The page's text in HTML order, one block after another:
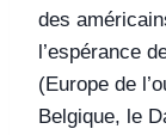
des
l’espérance
(Europe de
Belgique, le